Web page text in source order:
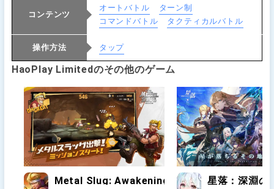
コンテンツ
オートバトル
ターン制
コマンドバトル
タクティカルバトル
操作方法 タップ
HaoPlay Limitedのその他のゲーム
Metal Slug: Awakening 星落：深淵の